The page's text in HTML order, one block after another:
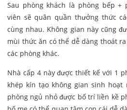
Sau phòng khách là phòng bếp +
viên sẽ quân quần thưởng thức
cùng nhau. Không gian này cũng
mùi thức ăn có thể dễ dàng thoát
các phòng khác.
Nhà cấp 4 này được thiết kế với 1
khép kín tạo không gian sinh
phòng ngủ nhỏ được bố trí liền kề